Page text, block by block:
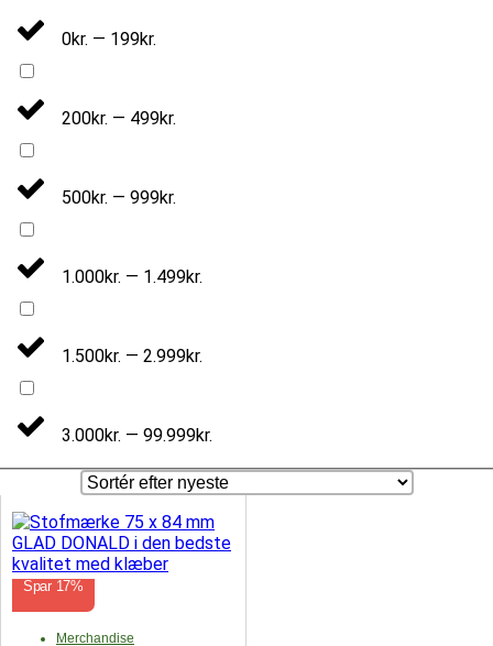
0kr. — 199kr.
200kr. — 499kr.
500kr. — 999kr.
1.000kr. — 1.499kr.
1.500kr. — 2.999kr.
3.000kr. — 99.999kr.
Spar 17%
Merchandise